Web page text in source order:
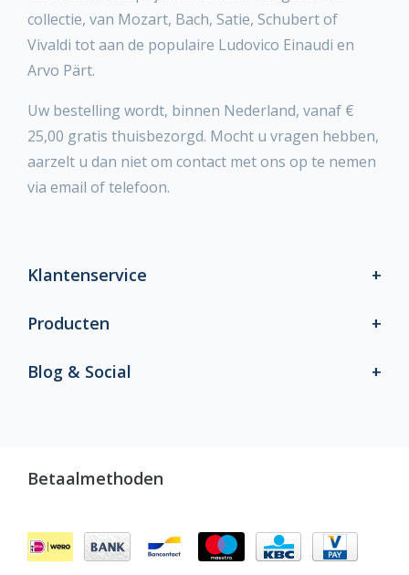
collectie, van Mozart, Bach, Satie, Schubert of
Vivaldi tot aan de populaire Ludovico Einaudi en
Arvo Pärt.
Uw bestelling wordt, binnen Nederland, vanaf €
25,00 gratis thuisbezorgd. Mocht u vragen hebben,
aarzelt u dan niet om contact met ons op te nemen
via email of telefoon.
Klantenservice
Producten
Blog & Social
Betaalmethoden